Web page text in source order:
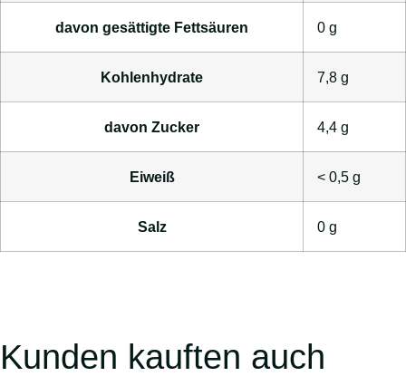
davon gesättigte Fettsäuren 0 g
Kohlenhydrate 7,8 g
davon Zucker 4,4 g
Eiweiß < 0,5 g
Salz 0 g
Kunden kauften auch